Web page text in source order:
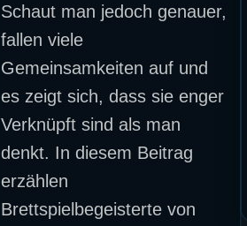
Schaut man jedoch genauer,
fallen viele
Gemeinsamkeiten auf und
es zeigt sich, dass sie enger
Verknüpft sind als man
denkt. In diesem Beitrag
erzählen
Brettspielbegeisterte von